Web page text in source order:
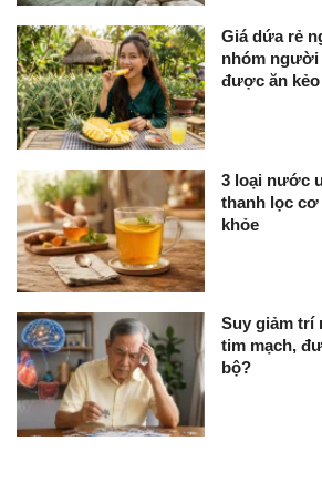
Giá dứa rẻ
nhóm người
được ăn
3 loại nước
thanh lọc
khỏe
Suy giảm trí
tim mạch,
bộ?